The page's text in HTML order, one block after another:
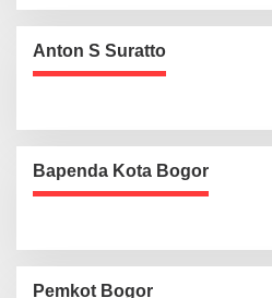
Anton S Suratto
Bapenda Kota Bogor
Pemkot Bogor